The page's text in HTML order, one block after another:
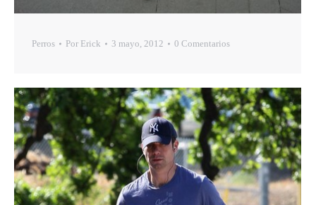
Perros Por Erick 3 mayo, 2012 0 Comentarios